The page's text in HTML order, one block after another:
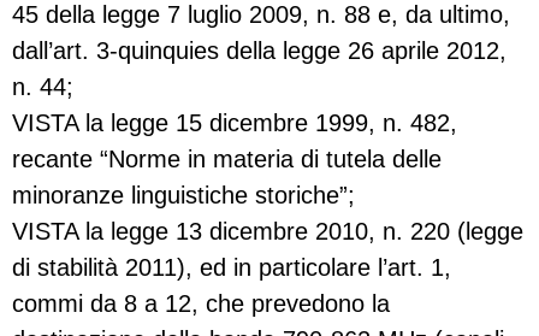
45 della legge 7 luglio 2009, n. 88 e, da ultimo,
dall’art. 3-quinquies della legge 26 aprile 2012,
n. 44;
VISTA la legge 15 dicembre 1999, n. 482,
recante “Norme in materia di tutela delle
minoranze linguistiche storiche”;
VISTA la legge 13 dicembre 2010, n. 220 (legge
di stabilità 2011), ed in particolare l’art. 1,
commi da 8 a 12, che prevedono la